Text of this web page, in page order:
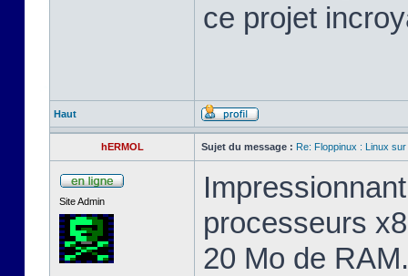
ce projet
Haut
hERMOL Sujet du message : Re: Floppinux : Linux
Site Admin
processeurs
20 Mo de